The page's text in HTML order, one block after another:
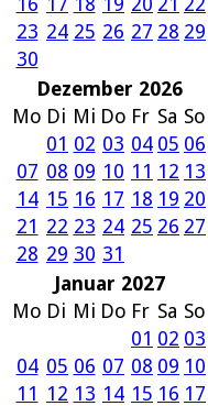
23 24 25 26 27 28 29
30
Dezember 2026
Mo Di Mi Do Fr Sa So
01 02 03 04 05 06
07 08 09 10 11 12 13
14 15 16 17 18 19 20
21 22 23 24 25 26 27
28 29 30 31
Januar 2027
Mo Di Mi Do Fr Sa So
01 02 03
04 05 06 07 08 09 10
11 12 13 14 15 16 17